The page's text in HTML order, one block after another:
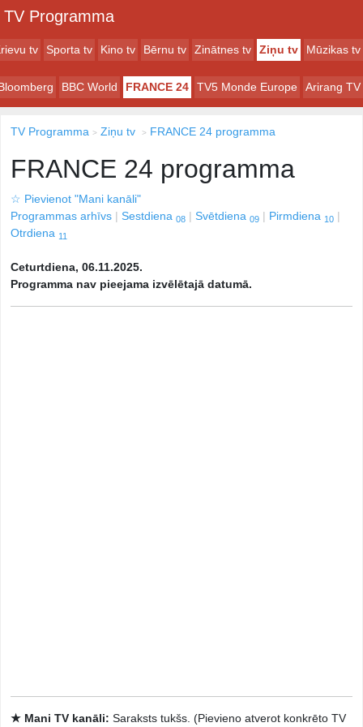
TV Programma
tv Sporta tv Kino tv Bērnu tv Zinātnes tv Ziņu tv Mūzikas tv
BBC World FRANCE 24 TV5 Monde Europe Arirang TV
TV Programma Ziņu tv FRANCE 24 programma
FRANCE 24 programma
☆ Pievienot "Mani kanāli"
Programmas arhīvs
Sestdiena 08 Svētdiena 09 Pirmdiena 10
Otrdiena 11
Ceturtdiena, 06.11.2025.
Programma nav pieejama izvēlētajā datumā.
★ Mani TV kanāli: Saraksts tukšs. (Pievieno atverot konkrēto TV